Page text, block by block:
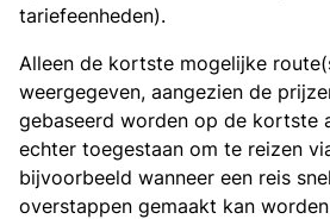
tariefeenheden).
Alleen de kortste mogelijke
weergegeven, aangezien de
gebaseerd worden op de kortste
echter toegestaan om te reizen
bijvoorbeeld wanneer een reis
overstappen gemaakt kan